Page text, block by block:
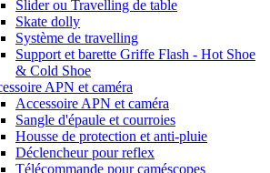
Slider ou Travelling de table
Skate dolly
Système de travelling
Support et barette Griffe Flash - Hot Shoe
& Cold Shoe
APN et caméra
Accessoire APN et caméra
Sangle d'épaule et courroies
Housse de protection et anti-pluie
Déclencheur pour reflex
Télécommande pour caméscopes